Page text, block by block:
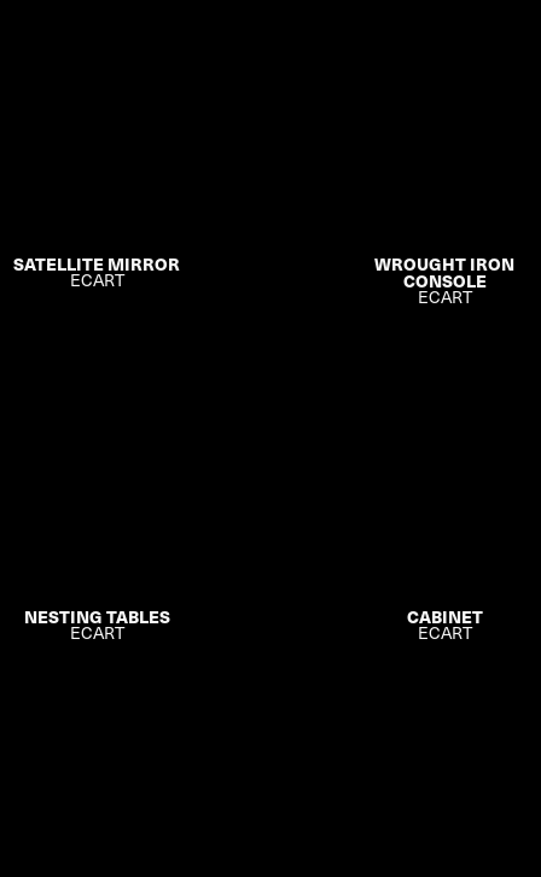
SATELLITE MIRROR
ECART
WROUGHT IRON
CONSOLE
ECART
NESTING TABLES
ECART
CABINET
ECART